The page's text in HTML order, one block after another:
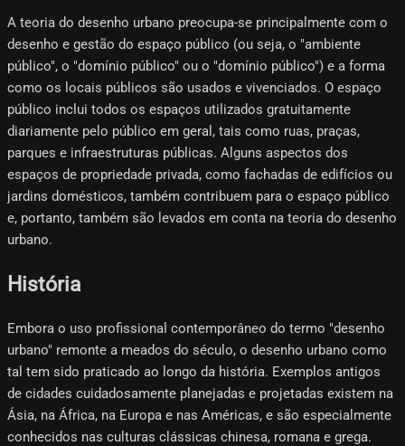
A teoria do desenho urbano preocupa-se principalmente com o
desenho e gestão do espaço público (ou seja, o "ambiente
público", o "domínio público" ou o "domínio público") e a forma
como os locais públicos são usados ​​​​e vivenciados. O espaço
público inclui todos os espaços utilizados gratuitamente
diariamente pelo público em geral, tais como ruas, praças,
parques e infraestruturas públicas. Alguns aspectos dos
espaços de propriedade privada, como fachadas de edifícios ou
jardins domésticos, também contribuem para o espaço público
e, portanto, também são levados em conta na teoria do desenho
urbano.
História
Embora o uso profissional contemporâneo do termo "desenho
urbano" remonte a meados do século, o desenho urbano como
tal tem sido praticado ao longo da história. Exemplos antigos
de cidades cuidadosamente planejadas e projetadas existem na
Ásia, na África, na Europa e nas Américas, e são especialmente
conhecidos nas culturas clássicas chinesa, romana e grega.